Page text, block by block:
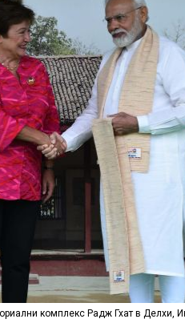
комплекс Радж Гхат в Делхи,